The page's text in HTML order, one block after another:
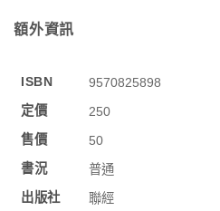
額外資訊
ISBN
9570825898
定價
250
售價
50
書況
普通
出版社
聯經